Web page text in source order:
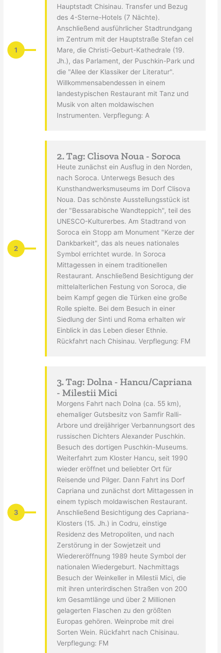
1
Hauptstadt Chisinau. Transfer und Bezug
des 4-Sterne-Hotels (7 Nächte).
Anschließend ausführlicher Stadtrundgang
im Zentrum mit der Hauptstraße Stefan cel
Mare, die Christi-Geburt-Kathedrale (19.
Jh.), das Parlament, der Puschkin-Park und
die "Allee der Klassiker der Literatur".
Willkommensabendessen in einem
landestypischen Restaurant mit Tanz und
Musik von alten moldawischen
Instrumenten. Verpflegung: A
2
2. Tag: Clisova Noua - Soroca
Heute zunächst ein Ausflug in den Norden,
nach Soroca. Unterwegs Besuch des
Kunsthandwerksmuseums im Dorf Clisova
Noua. Das schönste Ausstellungsstück ist
der "Bessarabische Wandteppich", teil des
UNESCO-Kulturerbes. Am Stadtrand von
Soroca ein Stopp am Monument "Kerze der
Dankbarkeit", das als neues nationales
Symbol errichtet wurde. In Soroca
Mittagessen in einem traditionellen
Restaurant. Anschließend Besichtigung der
mittelalterlichen Festung von Soroca, die
beim Kampf gegen die Türken eine große
Rolle spielte. Bei dem Besuch in einer
Siedlung der Sinti und Roma erhalten wir
Einblick in das Leben dieser Ethnie.
Rückfahrt nach Chisinau. Verpflegung: FM
3
3. Tag: Dolna - Hancu/Capriana
- Milestii Mici
Morgens Fahrt nach Dolna (ca. 55 km),
ehemaliger Gutsbesitz von Samfir Ralli-
Arbore und dreijähriger Verbannungsort des
russischen Dichters Alexander Puschkin.
Besuch des dortigen Puschkin-Museums.
Weiterfahrt zum Kloster Hancu, seit 1990
wieder eröffnet und beliebter Ort für
Reisende und Pilger. Dann Fahrt ins Dorf
Capriana und zunächst dort Mittagessen in
einem typisch moldawischen Restaurant.
Anschließend Besichtigung des Capriana-
Klosters (15. Jh.) in Codru, einstige
Residenz des Metropoliten, und nach
Zerstörung in der Sowjetzeit und
Wiedereröffnung 1989 heute Symbol der
nationalen Wiedergeburt. Nachmittags
Besuch der Weinkeller in Milestii Mici, die
mit ihren unterirdischen Straßen von 200
km Gesamtlänge und über 2 Millionen
gelagerten Flaschen zu den größten
Europas gehören. Weinprobe mit drei
Sorten Wein. Rückfahrt nach Chisinau.
Verpflegung: FM